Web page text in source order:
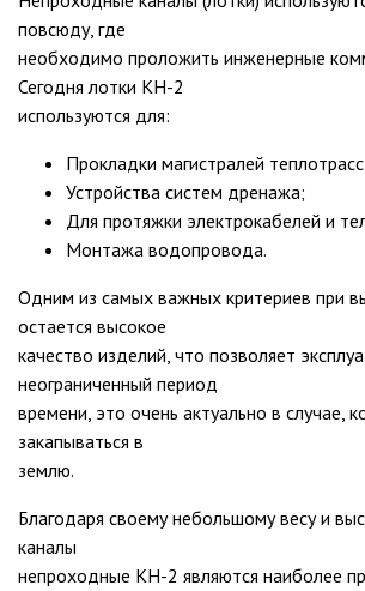
повсюду, где
необходимо проложить инженерные
Сегодня лотки КН-2
используются для:
Прокладки магистралей
Устройства систем дренажа;
Для протяжки электрокабелей и
Монтажа водопровода.
Одним из самых важных критериев при
остается высокое
качество изделий, что позволяет
неограниченный период
времени, это очень актуально в случае,
закапываться в
землю.
Благодаря своему небольшому весу и
каналы
непроходные КН-2 являются наиболее